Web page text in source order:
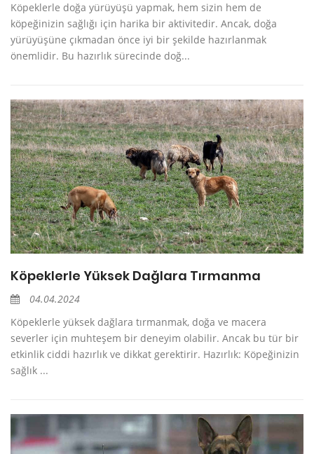
Köpeklerle doğa yürüyüşü yapmak, hem sizin hem de
köpeğinizin sağlığı için harika bir aktivitedir. Ancak, doğa
yürüyüşüne çıkmadan önce iyi bir şekilde hazırlanmak
önemlidir. Bu hazırlık sürecinde doğ...
Köpeklerle Yüksek Dağlara Tırmanma
04.04.2024
Köpeklerle yüksek dağlara tırmanmak, doğa ve macera
severler için muhteşem bir deneyim olabilir. Ancak bu tür bir
etkinlik ciddi hazırlık ve dikkat gerektirir. Hazırlık: Köpeğinizin
sağlık ...